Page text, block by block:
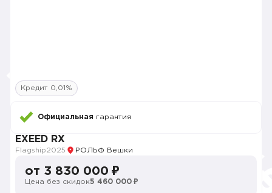
Кредит 0,01%
Официальная гарантия
EXEED RX
Flagship2025 РОЛЬФ Вешки
от 3 830 000 ₽
Цена без скидок5 460 000 ₽